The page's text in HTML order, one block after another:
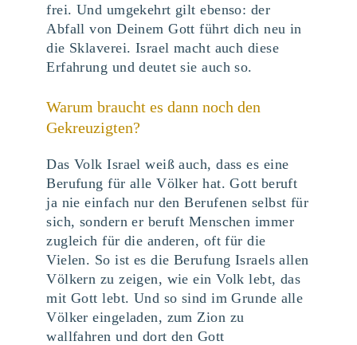
frei. Und umgekehrt gilt ebenso: der
Abfall von Deinem Gott führt dich neu in
die Sklaverei. Israel macht auch diese
Erfahrung und deutet sie auch so.
Warum braucht es dann noch den
Gekreuzigten?
Das Volk Israel weiß auch, dass es eine
Berufung für alle Völker hat. Gott beruft
ja nie einfach nur den Berufenen selbst für
sich, sondern er beruft Menschen immer
zugleich für die anderen, oft für die
Vielen. So ist es die Berufung Israels allen
Völkern zu zeigen, wie ein Volk lebt, das
mit Gott lebt. Und so sind im Grunde alle
Völker eingeladen, zum Zion zu
wallfahren und dort den Gott